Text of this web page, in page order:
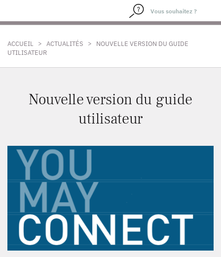
ACCUEIL > ACTUALITÉS >
NOUVELLE VERSION DU GUIDE
UTILISATEUR
Nouvelle version du guide
utilisateur